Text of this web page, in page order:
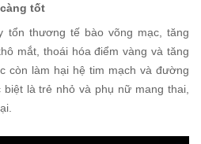
tốt
tổn thương tế bào võng mạc, tăng
mắt, thoái hóa điểm vàng và tăng
còn làm hại hệ tim mạch và đường
là trẻ nhỏ và phụ nữ mang thai,